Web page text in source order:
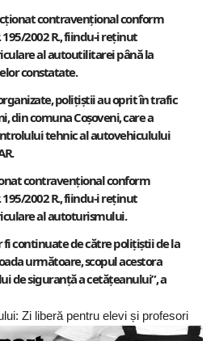
contravențional conform
195/2002 R., fiindu-i reținut
al autoutilitarei până la
constatate.
polițiștii au oprit în trafic
din comuna Coșoveni, care a
tehnic al autovehiculului
contravențional conform
195/2002 R., fiindu-i reținut
al autoturismului.
continuate de către polițiștii de la
următoare, scopul acestora
de siguranță a cetățeanului”, a
Zi liberă pentru elevi și profesori